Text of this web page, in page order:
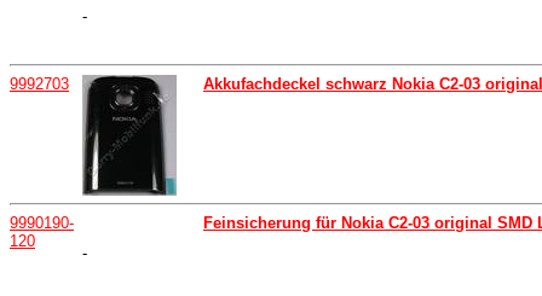
-
9992703 Akkufachdeckel schwarz Nokia C2-03
9990190-
120
-
Feinsicherung für Nokia C2-03 original SMD